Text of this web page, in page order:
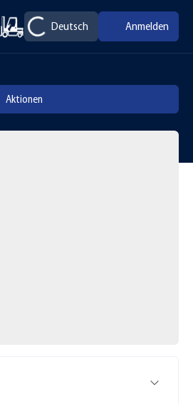
Deutsch Anmelden
Aktionen